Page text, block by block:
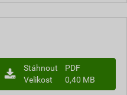
Stáhnout
PDF
Velikost
0,40 MB